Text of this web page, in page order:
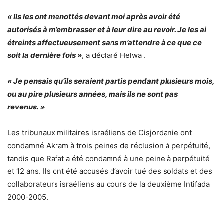
« Ils les ont menottés devant moi après avoir été
autorisés à m’embrasser et à leur dire au revoir. Je les ai
étreints affectueusement sans m’attendre à ce que ce
soit la dernière fois », a déclaré Helwa .
« Je pensais qu’ils seraient partis pendant plusieurs mois,
ou au pire plusieurs années, mais ils ne sont pas
revenus. »
Les tribunaux militaires israéliens de Cisjordanie ont
condamné Akram à trois peines de réclusion à perpétuité,
tandis que Rafat a été condamné à une peine à perpétuité
et 12 ans. Ils ont été accusés d’avoir tué des soldats et des
collaborateurs israéliens au cours de la deuxième Intifada
2000-2005.